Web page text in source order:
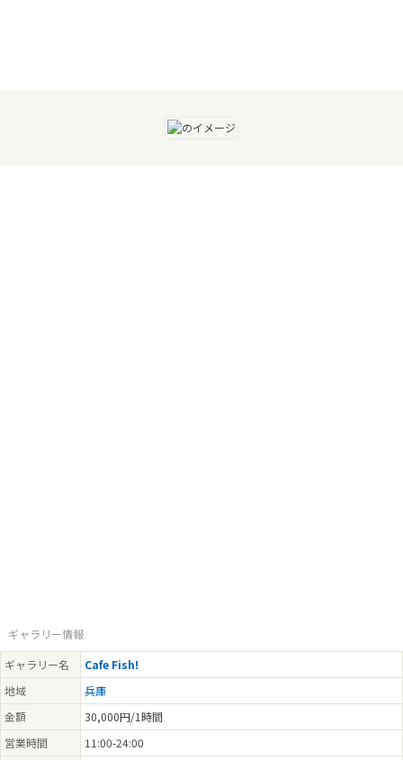
ギャラリー情報
ギャラリー名
Cafe Fish!
地域
兵庫
金額
30,000円/1時間
営業時間
11:00-24:00